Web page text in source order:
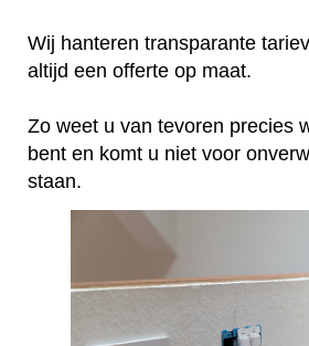
Wij hanteren transparante
altijd een offerte op maat.
Zo weet u van tevoren precies
bent en komt u niet voor
staan.